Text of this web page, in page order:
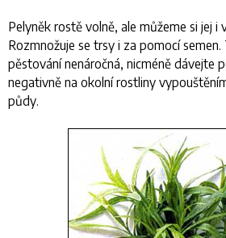
Pelyněk rostě volně, ale můžeme si jej i
Rozmnožuje se trsy i za pomocí
pěstování nenáročná, nicméně dávejte
negativně na okolní rostliny
půdy.